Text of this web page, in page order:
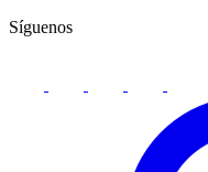
Síguenos